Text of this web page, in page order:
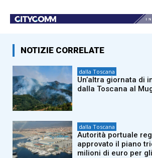
NOTIZIE CORRELATE
dalla Toscana
Un’altra giornata di
dalla Toscana al
dalla Toscana
Autorità portuale
approvato il piano
milioni di euro per